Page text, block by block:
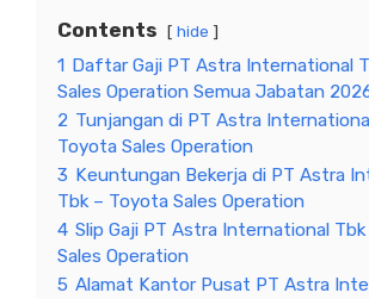
Contents hide
1 Daftar Gaji PT Astra International
Sales Operation Semua Jabatan
2 Tunjangan di PT Astra
Toyota Sales Operation
3 Keuntungan Bekerja di PT Astra
Tbk – Toyota Sales Operation
4 Slip Gaji PT Astra International
Sales Operation
5 Alamat Kantor Pusat PT Astra